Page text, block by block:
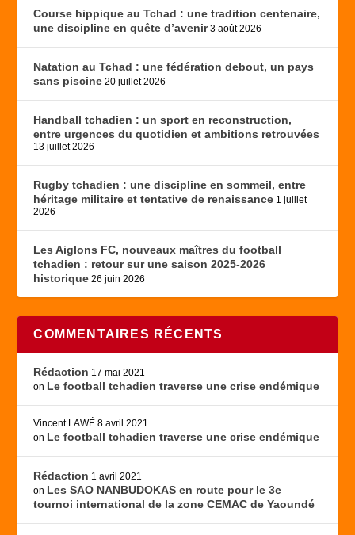
Course hippique au Tchad : une tradition centenaire,
une discipline en quête d’avenir 3 août 2026
Natation au Tchad : une fédération debout, un pays
sans piscine 20 juillet 2026
Handball tchadien : un sport en reconstruction,
entre urgences du quotidien et ambitions retrouvées
13 juillet 2026
Rugby tchadien : une discipline en sommeil, entre
héritage militaire et tentative de renaissance 1 juillet
2026
Les Aiglons FC, nouveaux maîtres du football
tchadien : retour sur une saison 2025-2026
historique 26 juin 2026
COMMENTAIRES RÉCENTS
Rédaction 17 mai 2021
on Le football tchadien traverse une crise endémique
Vincent LAWÉ 8 avril 2021
on Le football tchadien traverse une crise endémique
Rédaction 1 avril 2021
on Les SAO NANBUDOKAS en route pour le 3e
tournoi international de la zone CEMAC de Yaoundé